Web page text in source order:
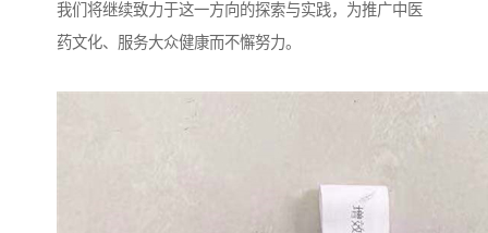
我们将继续致力于这一方向的探索与实践，为推广中医
药文化、服务大众健康而不懈努力。